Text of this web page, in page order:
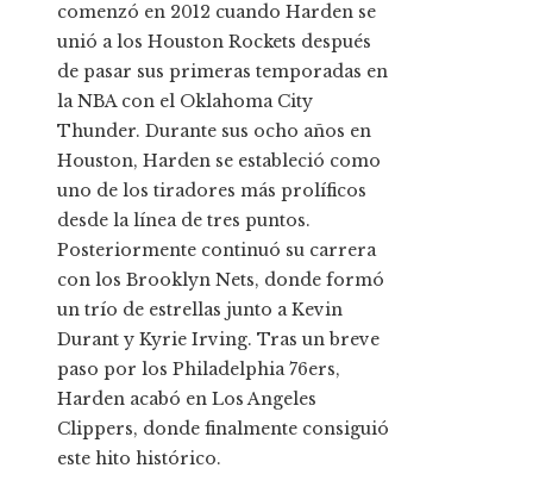
comenzó en 2012 cuando Harden se
unió a los Houston Rockets después
de pasar sus primeras temporadas en
la NBA con el Oklahoma City
Thunder. Durante sus ocho años en
Houston, Harden se estableció como
uno de los tiradores más prolíficos
desde la línea de tres puntos.
Posteriormente continuó su carrera
con los Brooklyn Nets, donde formó
un trío de estrellas junto a Kevin
Durant y Kyrie Irving. Tras un breve
paso por los Philadelphia 76ers,
Harden acabó en Los Angeles
Clippers, donde finalmente consiguió
este hito histórico.